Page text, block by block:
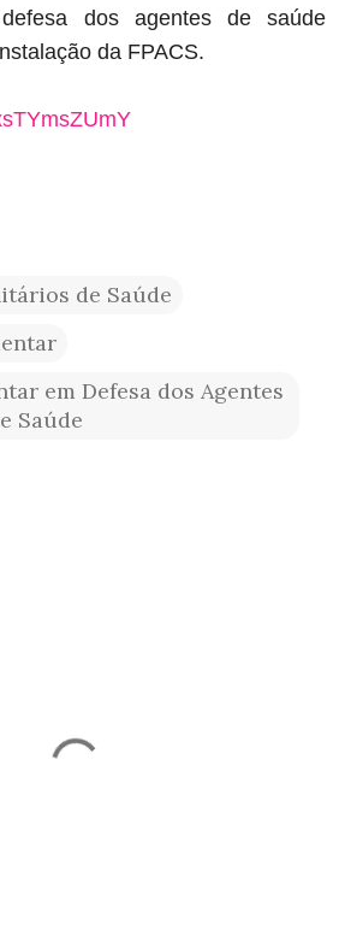
dos agentes de saúde
da FPACS.
de Saúde
em Defesa dos Agentes
Saúde